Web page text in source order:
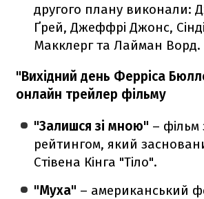
другого плану виконали:
Ґрей, Джеффрі Джонс, Сінді
Макклерг та Лайман Ворд.
"Вихідний день Ферріса
онлайн трейлер фільму
"Залишся зі мною" – фільм
рейтингом, який
Стівена Кінга "Тіло".
"Муха" – американський